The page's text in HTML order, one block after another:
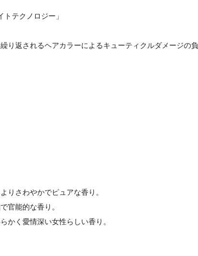
テクノロジー」
返されるヘアカラーによるキューティクルダメージの
りさわやかでピュアな香り。
官能的な香り。
かく愛情深い女性らしい香り。